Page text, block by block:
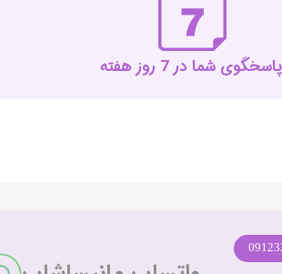
پاسخگوی شما در 7 روز هفته